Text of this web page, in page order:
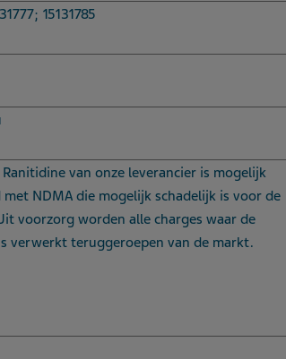
15131785
van onze leverancier is mogelijk
NDMA die mogelijk schadelijk is voor de
voorzorg worden alle charges waar de
verwerkt teruggeroepen van de markt.